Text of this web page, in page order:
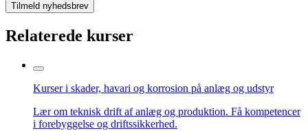
Tilmeld nyhedsbrev
Relaterede kurser
Kurser i skader, havari og korrosion på anlæg og udstyr
Lær om teknisk drift af anlæg og produktion. Få kompetencer
i forebyggelse og driftssikkerhed.